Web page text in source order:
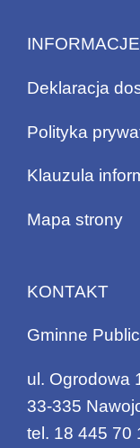
INFORMACJE
Deklaracja
Polityka
Klauzula
Mapa strony
KONTAKT
Gminne
ul. Ogrodowa
33-335
tel. 18 445 70